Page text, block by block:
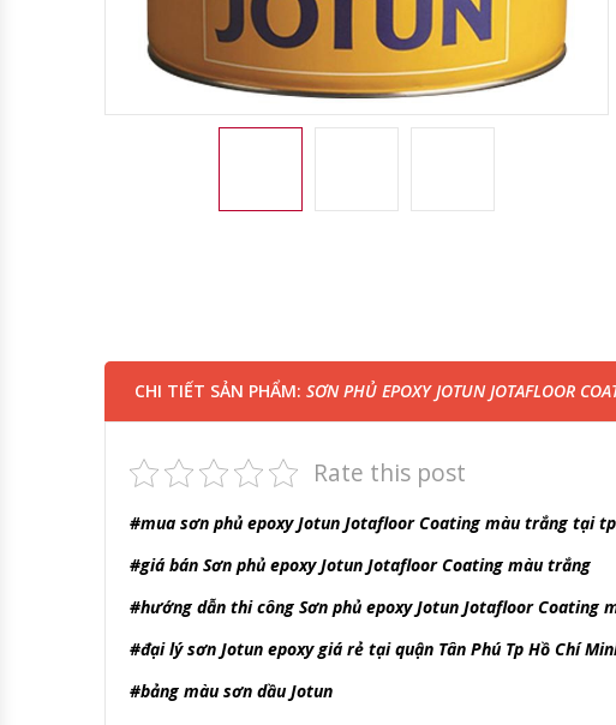
CHI TIẾT SẢN PHẨM: SƠN PHỦ EPOXY JOTUN JOTAFLOOR
Rate this post
#mua sơn phủ epoxy Jotun Jotafloor Coating màu trắng tại
#giá bán Sơn phủ epoxy Jotun Jotafloor Coating màu trắng
#hướng dẫn thi công Sơn phủ epoxy Jotun Jotafloor Coating
#đại lý sơn Jotun epoxy giá rẻ tại quận Tân Phú Tp Hồ Chí
#bảng màu sơn dầu Jotun